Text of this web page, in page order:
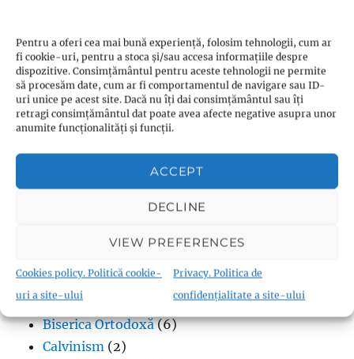
Pentru a oferi cea mai bună experiență, folosim tehnologii, cum ar
fi cookie-uri, pentru a stoca și/sau accesa informațiile despre
dispozitive. Consimțământul pentru aceste tehnologii ne permite
să procesăm date, cum ar fi comportamentul de navigare sau ID-
uri unice pe acest site. Dacă nu îți dai consimțământul sau îți
retragi consimțământul dat poate avea afecte negative asupra unor
anumite funcționalități și funcții.
ACCEPT
DECLINE
VIEW PREFERENCES
Cookies policy. Politică cookie-
uri a site-ului
Privacy. Politica de
confidențialitate a site-ului
Patriarhi Tiantai(1)
Termeni în budism(8)
Adventism(18)
(28)
Andreas Karlstadt(1)
Biserica Angliei(4)
Biserica Moraviei
Biserica Ortodoxă(6)
Calvinism (2)